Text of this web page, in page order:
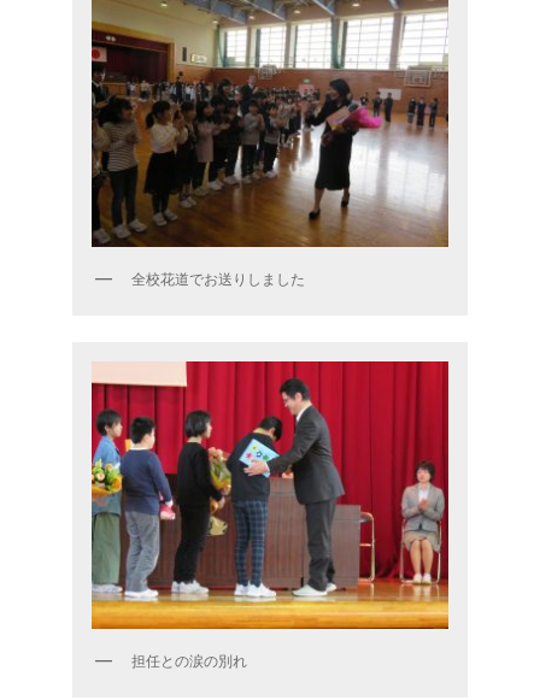
全校花道でお送りしました
担任との涙の別れ